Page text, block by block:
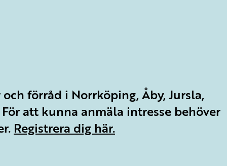
förråd i Norrköping, Åby, Jursla,
att kunna anmäla intresse behöver
Registrera dig här.